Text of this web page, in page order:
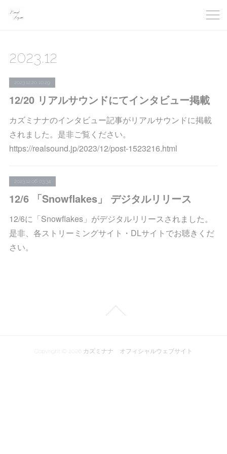
2023.12
2023.12.20 10:29
12/20 リアルサウンドにてインタビュー掲載
カズミナナのインタビュー記事がリアルサウンドに掲載
されました。是非ご覧ください。
https://realsound.jp/2023/12/post-1523216.html
2023.12.06 03:34
12/6 「Snowflakes」 デジタルリリース
12/6に「Snowflakes」がデジタルリリースされました。
是非、各ストリーミングサイト・DLサイトでお聴きくだ
さい。
Copyright © カズミナナ オフィシャルウェブサイト